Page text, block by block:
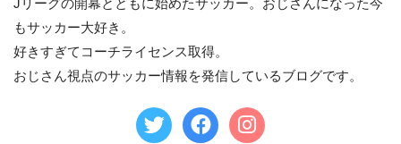
Jリーグの開幕とともに始めたサッカー。おじさんになった今
もサッカー大好き。
好きすぎてコーチライセンス取得。
おじさん視点のサッカー情報を発信しているブログです。